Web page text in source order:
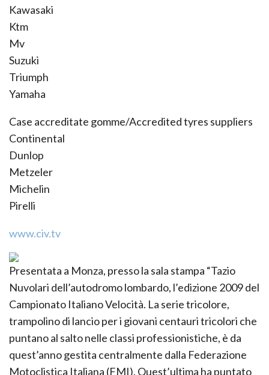
Kawasaki
Ktm
Mv
Suzuki
Triumph
Yamaha
Case accreditate gomme/Accredited tyres suppliers
Continental
Dunlop
Metzeler
Michelin
Pirelli
www.civ.tv
Presentata a Monza, presso la sala stampa “Tazio
Nuvolari dell’autodromo lombardo, l’edizione 2009 del
Campionato Italiano Velocità. La serie tricolore,
trampolino di lancio per i giovani centauri tricolori che
puntano al salto nelle classi professionistiche, è da
quest’anno gestita centralmente dalla Federazione
Motoclistica Italiana (FMI). Quest’ultima ha puntato